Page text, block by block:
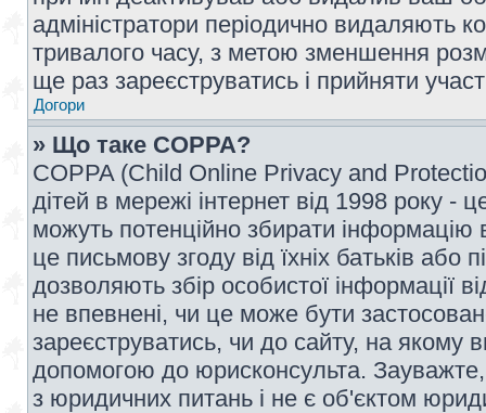
адміністратори періодично видаляють
тривалого часу, з метою зменшення
ще раз зареєструватись і прийняти
Догори
» Що таке COPPA?
COPPA (Child Online Privacy and
дітей в мережі інтернет від 1998 року -
можуть потенційно збирати інформацію
це письмову згоду від їхніх батьків або
дозволяють збір особистої інформації
не впевнені, чи це може бути
зареєструватись, чи до сайту, на якому
допомогою до юрисконсульта.
з юридичних питань і не є об'єктом